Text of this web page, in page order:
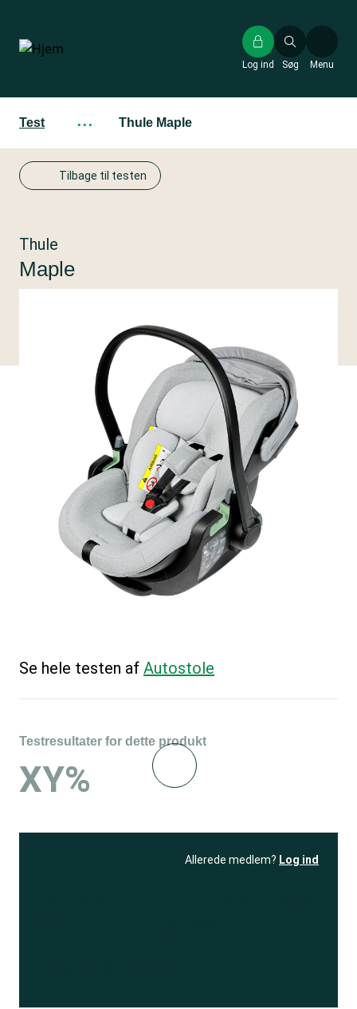
hovedindhold
Søg
Log ind Menu
Test ··· Thule Maple
Tilbage til testen
Thule
Maple
Se hele testen af Autostole
Testresultater for dette produkt
XY%
Allerede medlem? Log ind